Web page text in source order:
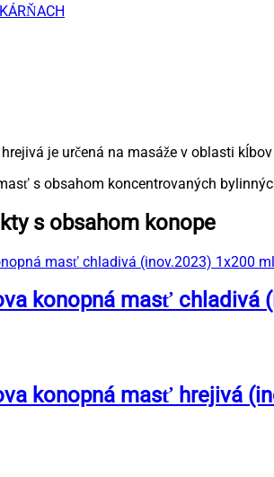
je určená na masáže v oblasti
s obsahom koncentrovaných
s obsahom konope
konopná masť chladivá
konopná masť hrejivá